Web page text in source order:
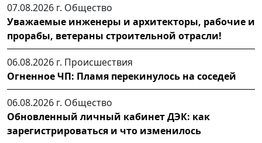
07.08.2026 г. Общество
Уважаемые инженеры и архитекторы, рабочие и
прорабы, ветераны строительной отрасли!
06.08.2026 г. Происшествия
Огненное ЧП: Пламя перекинулось на соседей
06.08.2026 г. Общество
Обновленный личный кабинет ДЭК: как
зарегистрироваться и что изменилось